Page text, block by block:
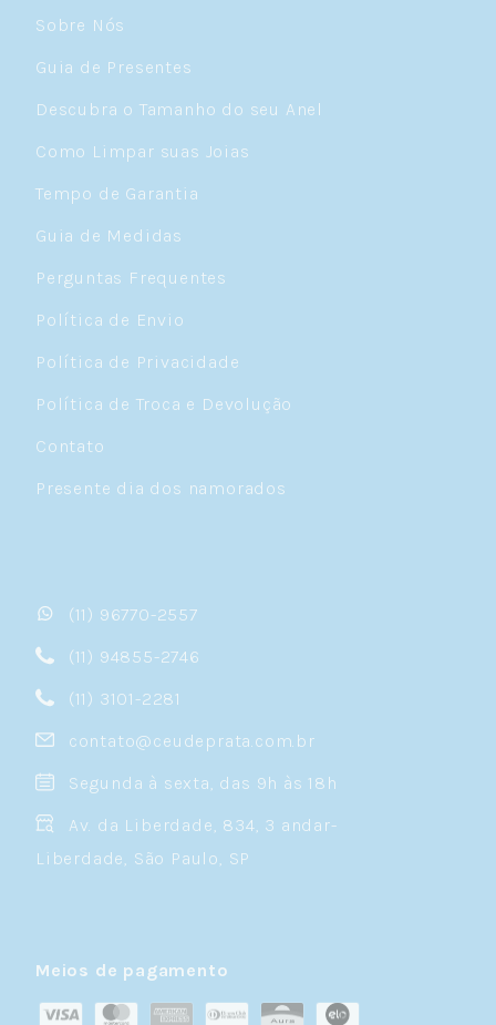
Sobre Nós
Guia de Presentes
Descubra o Tamanho do seu Anel
Como Limpar suas Joias
Tempo de Garantia
Guia de Medidas
Perguntas Frequentes
Política de Envio
Política de Privacidade
Política de Troca e Devolução
Contato
Presente dia dos namorados
(11) 96770-2557
(11) 94855-2746
(11) 3101-2281
contato@ceudeprata.com.br
Segunda à sexta, das 9h às 18h
Av. da Liberdade, 834, 3 andar-
Liberdade, São Paulo, SP
Meios de pagamento